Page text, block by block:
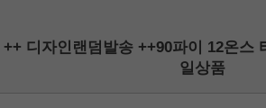
++ 디자인랜덤발송 ++90파이 12온스
일상품